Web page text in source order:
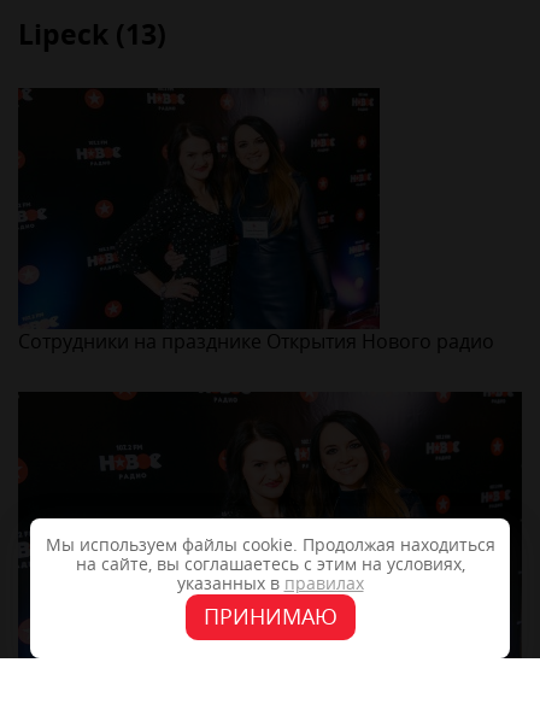
Lipeck (13)
Сотрудники на празднике Открытия Нового радио
Мы используем файлы cookie. Продолжая находиться
на сайте, вы соглашаетесь с этим на условиях,
указанных в правилах
ПРИНИМАЮ